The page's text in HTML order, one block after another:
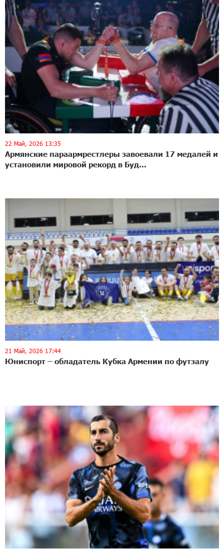
22 Май, 2026 13:35
Армянские параармрестлеры завоевали 17 медалей и
установили мировой рекорд в Буд...
21 Май, 2026 17:44
Юниспорт – обладатель Кубка Армении по футзалу